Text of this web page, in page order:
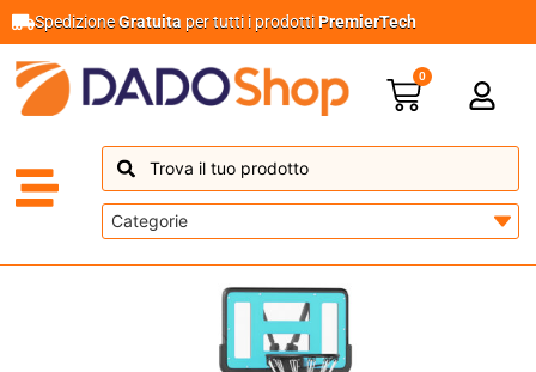
SpedizioneGratuita per tutti i prodottiPremierTech
0